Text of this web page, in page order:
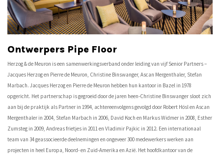
Ontwerpers Pipe Floor
Herzog & de Meuron is een samenwerkingsverband onder leiding van vijf Senior Partners –
Jacques Herzog en Pierre de Meuron, Christine Binswanger, Ascan Mergenthaler, Stefan
Marbach. Jacques Herzog en Pierre de Meuron hebben hun kantoor in Bazel in 1978
opgericht. Het partnerschap is gegroeid door de jaren heen-Christine Binswanger sloot zich
aan bij de praktijk als Partner in 1994, achtereenvolgens gevolgd door Robert Hösl en Ascan
Mergenthaler in 2004, Stefan Marbach in 2006, David Koch en Markus Widmer in 2008, Esther
Zumsteg in 2009, Andreas frietjes in 2011 en Vladimir Pajkic in 2012. Een internationaal
team van 34 geassocieerde deelnemingen en ongeveer 300 medewerkers werken aan
projecten in heel Europa, Noord- en Zuid-Amerika en Azië. Het hoofdkantoor van de